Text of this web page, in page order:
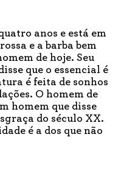
anos e está em
e a barba bem
de hoje. Seu
que o essencial é
é feita de sonhos
O homem de
homem que disse
do século XX.
é a dos que não